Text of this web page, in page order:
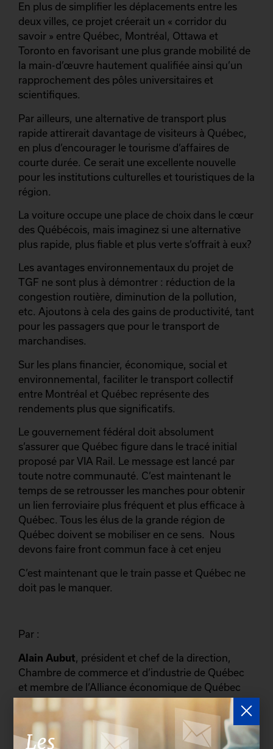
En plus de simplifier les déplacements entre les
deux villes, ce projet créerait un « corridor du
savoir » entre Québec, Montréal, Ottawa et
Toronto en favorisant une plus grande mobilité de
la main-d’œuvre hautement qualifiée ainsi qu’un
rapprochement des pôles universitaires et
scientifiques.
Par ailleurs, une alternative de transport plus
rapide attirerait davantage de visiteurs à Québec,
en plus d’encourager le tourisme d’affaires de
courte durée. Ce serait une excellente nouvelle
pour les institutions culturelles et touristiques de la
région.
La voiture occupe une place de choix dans le cœur
des Québécois, mais imaginez si une alternative
plus rapide, plus fiable et plus verte s’offrait à eux?
Les avantages environnementaux du projet de
TGF ne sont plus à démontrer : réduction de la
congestion routière, diminution de la pollution,
etc. Ajoutons à cela des gains de productivité, tant
pour les passagers que pour le transport de
marchandises.
Sur les plans financier, économique, social et
environnemental, faciliter le transport collectif
entre Montréal et Québec représente des
rendements plus que significatifs.
Le gouvernement fédéral doit absolument
s’assurer que Québec figure dans le tracé initial
proposé par VIA Rail. Le message est lancé par
toute notre communauté. C’est maintenant le
temps de se retrousser les manches pour obtenir
un lien ferroviaire plus fréquent et plus efficace à
Québec. Tous les élus de la grande région de
Québec doivent se mobiliser en ce sens. Nous
devons faire front commun face à cet enjeu
C’est maintenant que le train passe et Québec ne
doit pas le manquer.
Par :
Alain Aubut, président et chef de la direction,
Chambre de commerce et d’industrie de Québec
et membre de l’Alliance économique de Québec
P.-Michel Bouchard
, président-directeur général,
Société du Centre des congrès de Québec